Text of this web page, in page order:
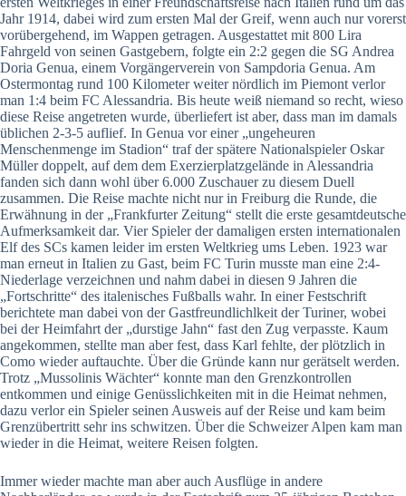
Jahr 1914, dabei wird zum ersten Mal der Greif, wenn auch nur vorerst
vorübergehend, im Wappen getragen. Ausgestattet mit 800 Lira
Fahrgeld von seinen Gastgebern, folgte ein 2:2 gegen die SG Andrea
Doria Genua, einem Vorgängerverein von Sampdoria Genua. Am
Ostermontag rund 100 Kilometer weiter nördlich im Piemont verlor
man 1:4 beim FC Alessandria. Bis heute weiß niemand so recht, wieso
diese Reise angetreten wurde, überliefert ist aber, dass man im damals
üblichen 2-3-5 auflief. In Genua vor einer „ungeheuren
Menschenmenge im Stadion“ traf der spätere Nationalspieler Oskar
Müller doppelt, auf dem dem Exerzierplatzgelände in Alessandria
fanden sich dann wohl über 6.000 Zuschauer zu diesem Duell
zusammen. Die Reise machte nicht nur in Freiburg die Runde, die
Erwähnung in der „Frankfurter Zeitung“ stellt die erste gesamtdeutsche
Aufmerksamkeit dar. Vier Spieler der damaligen ersten internationalen
Elf des SCs kamen leider im ersten Weltkrieg ums Leben. 1923 war
man erneut in Italien zu Gast, beim FC Turin musste man eine 2:4-
Niederlage verzeichnen und nahm dabei in diesen 9 Jahren die
„Fortschritte“ des italenisches Fußballs wahr. In einer Festschrift
berichtete man dabei von der Gastfreundlichlkeit der Turiner, wobei
bei der Heimfahrt der „durstige Jahn“ fast den Zug verpasste. Kaum
angekommen, stellte man aber fest, dass Karl fehlte, der plötzlich in
Como wieder auftauchte. Über die Gründe kann nur gerätselt werden.
Trotz „Mussolinis Wächter“ konnte man den Grenzkontrollen
entkommen und einige Genüsslichkeiten mit in die Heimat nehmen,
dazu verlor ein Spieler seinen Ausweis auf der Reise und kam beim
Grenzübertritt sehr ins schwitzen. Über die Schweizer Alpen kam man
wieder in die Heimat, weitere Reisen folgten.
Immer wieder machte man aber auch Ausflüge in andere